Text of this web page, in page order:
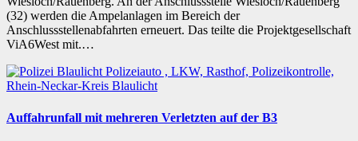
(32) werden die Ampelanlagen im Bereich der
Anschlussstellenabfahrten erneuert. Das teilte die Projektgesellschaft
ViA6West mit.…
Rhein-Neckar-Kreis Blaulicht
Auffahrunfall mit mehreren Verletzten auf der B3